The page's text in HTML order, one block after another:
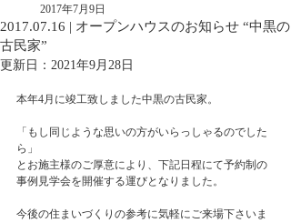
2017.07.16 | オープンハウスのお知らせ “中黒の
古民家”
2017年7月9日
更新日： 2021年9月28日
本年4月に竣工致しました中黒の古民家。
「もし同じような思いの方がいらっしゃるのでした
ら」
とお施主様のご厚意により、下記日程にて予約制の
事例見学会を開催する運びとなりました。
今後の住まいづくりの参考に気軽にご来場下さいま